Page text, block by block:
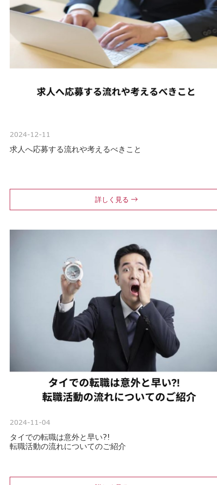
2024-12-11
求人へ応募する流れや考えるべきこと
詳しく見る
2024-11-04
タイでの転職は意外と早い?!
転職活動の流れについてのご紹介